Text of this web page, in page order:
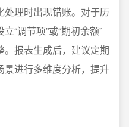
处理时出现错账。对于历
“调节项”或“期初余额”
报表生成后，建议定期
景进行多维度分析，提升